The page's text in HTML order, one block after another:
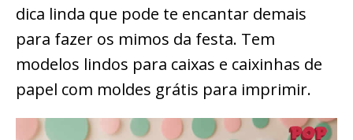
dica linda que pode te encantar demais
para fazer os mimos da festa. Tem
modelos lindos para caixas e caixinhas de
papel com moldes grátis para imprimir.